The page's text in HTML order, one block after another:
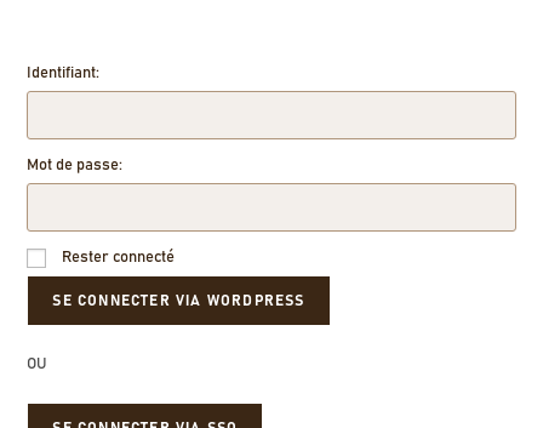
Identifiant:
Mot de passe:
Rester connecté
OU